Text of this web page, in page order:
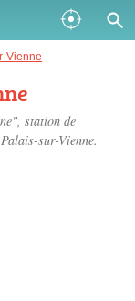
Vienne
station de
sur-Vienne.